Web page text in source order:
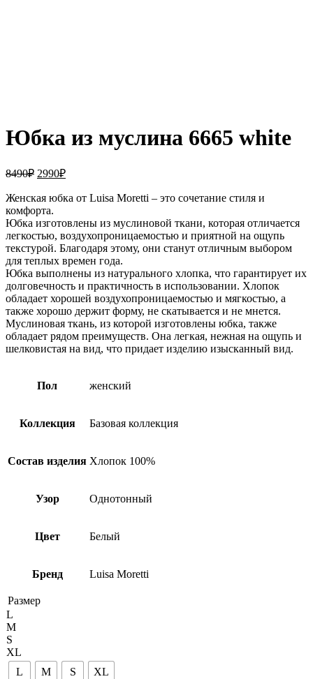
Юбка из муслина 6665 white
8490₽ Первоначальная
составляла
8490₽.
2990₽Текущая
2990₽.
Женская юбка от Luisa Moretti – это сочетание стиля и
комфорта.
Юбка изготовлены из муслиновой ткани, которая отличается
легкостью, воздухопроницаемостью и приятной на ощупь
текстурой. Благодаря этому, они станут отличным выбором
для теплых времен года.
Юбка выполнены из натурального хлопка, что гарантирует их
долговечность и практичность в использовании. Хлопок
обладает хорошей воздухопроницаемостью и мягкостью, а
также хорошо держит форму, не скатывается и не мнется.
Муслиновая ткань, из которой изготовлены юбка, также
обладает рядом преимуществ. Она легкая, нежная на ощупь и
шелковистая на вид, что придает изделию изысканный вид.
Пол женский
Коллекция Базовая коллекция
Состав изделия Хлопок 100%
Узор Однотонный
Цвет Белый
Бренд Luisa Moretti
Размер
L
M
S
XL
L
M S
XL